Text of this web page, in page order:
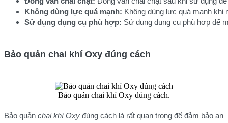
Không dùng lực quá mạnh: Không dùng lực quá mạnh khi
Sử dụng dụng cụ phù hợp: Sử dụng dụng cụ phù hợp để
Bảo quản chai khí Oxy đúng cách
Bảo quản chai khí Oxy đúng cách.
Bảo quản chai khí Oxy đúng cách là rất quan trọng để đảm bảo an